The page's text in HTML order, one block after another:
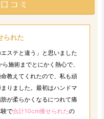
られた
ステと違う」と思いました
施術までとにかく熱心で、
教えてくれたので、私も頑
りました。最初はハンドマ
が柔らかくなるにつれて痛
で合計10cm痩せられたの